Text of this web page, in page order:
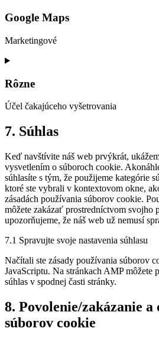
service
google-
fonts
Google Maps
Marketingové
Consent
service
maps
Rôzne
Účel čakajúceho vyšetrovania
Consent
to
rôzne
7. Súhlas
Keď navštívite náš web prvýkrát,
vysvetlením o súboroch cookie.
súhlasíte s tým, že použijeme kategórie
ktoré ste vybrali v kontextovom okne,
zásadách používania súborov cookie.
môžete zakázať prostredníctvom svojho
upozorňujeme, že náš web už nemusí
7.1 Spravujte svoje nastavenia súhlasu
Načítali ste zásady používania súborov
JavaScriptu. Na stránkach AMP
súhlas v spodnej časti stránky.
8. Povolenie/zakázanie a
súborov cookie